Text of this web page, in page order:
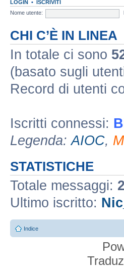
LOGIN • ISCRIVITI
Nome utente:
CHI C’È IN LINEA
In totale ci sono
(basato sugli
Record di utenti
Iscritti connessi:
Legenda:AIOC,
STATISTICHE
Totale messaggi:
Ultimo iscritto:
Indice